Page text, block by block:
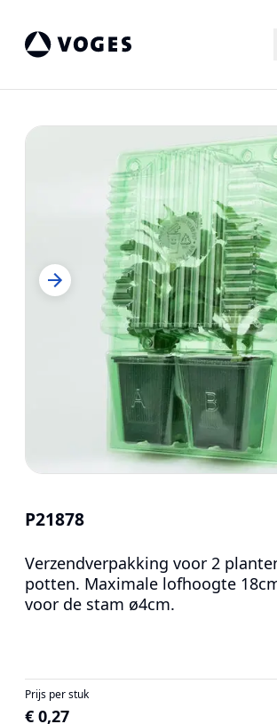
P21878
Verzendverpakking voor 2
potten. Maximale lofhoogte
voor de stam ø4cm.
Prijs per stuk
€ 0,27